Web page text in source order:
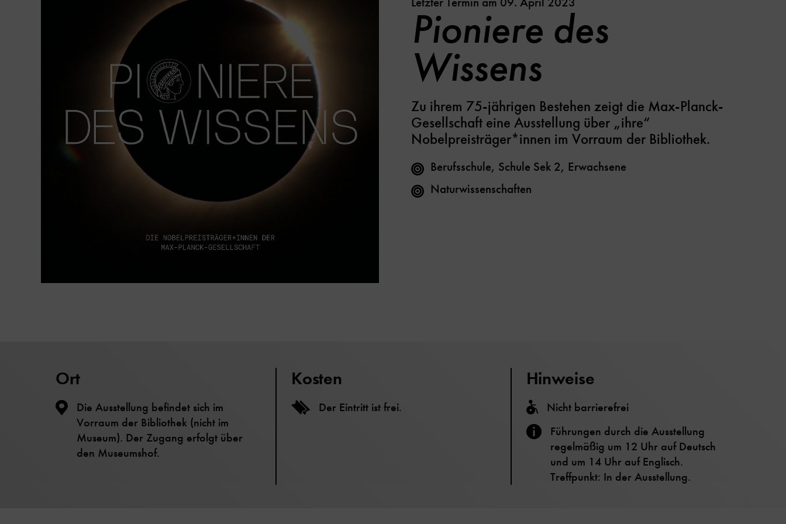
Pioniere des
Wissens
Zu ihrem 75-jährigen Bestehen zeigt die Max-Planck-
Gesellschaft eine Ausstellung über „ihre“
Nobelpreisträger*innen im Vorraum der Bibliothek.
Berufsschule, Schule Sek 2, Erwachsene
Naturwissenschaften
Ort
Die Ausstellung befindet sich im
Vorraum der Bibliothek (nicht im
Museum). Der Zugang erfolgt über
den Museumshof.
Kosten
Der Eintritt ist frei.
Hinweise
Nicht barrierefrei
Führungen durch die Ausstellung
regelmäßig um 12 Uhr auf Deutsch
und um 14 Uhr auf Englisch.
Treffpunkt: In der Ausstellung.